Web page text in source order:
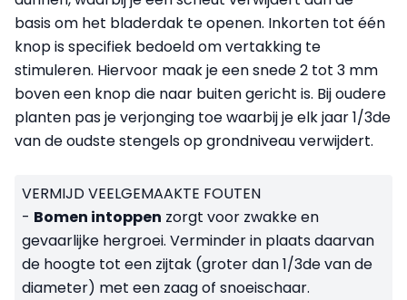
basis om het bladerdak te openen. Inkorten tot één
knop is specifiek bedoeld om vertakking te
stimuleren. Hiervoor maak je een snede 2 tot 3 mm
boven een knop die naar buiten gericht is. Bij oudere
planten pas je verjonging toe waarbij je elk jaar 1/3de
van de oudste stengels op grondniveau verwijdert.
VERMIJD VEELGEMAAKTE FOUTEN
- Bomen intoppen zorgt voor zwakke en
gevaarlijke hergroei. Verminder in plaats daarvan
de hoogte tot een zijtak (groter dan 1/3de van de
diameter) met een zaag of snoeischaar.